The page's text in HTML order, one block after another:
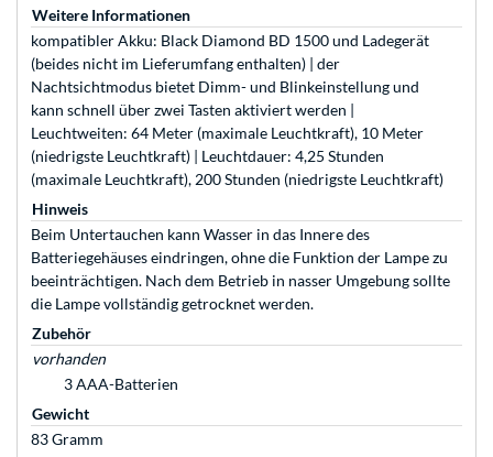
Weitere Informationen
kompatibler Akku: Black Diamond BD 1500 und Ladegerät
(beides nicht im Lieferumfang enthalten) | der
Nachtsichtmodus bietet Dimm- und Blinkeinstellung und
kann schnell über zwei Tasten aktiviert werden |
Leuchtweiten: 64 Meter (maximale Leuchtkraft), 10 Meter
(niedrigste Leuchtkraft) | Leuchtdauer: 4,25 Stunden
(maximale Leuchtkraft), 200 Stunden (niedrigste Leuchtkraft)
Hinweis
Beim Untertauchen kann Wasser in das Innere des
Batteriegehäuses eindringen, ohne die Funktion der Lampe zu
beeinträchtigen. Nach dem Betrieb in nasser Umgebung sollte
die Lampe vollständig getrocknet werden.
Zubehör
vorhanden
3 AAA-Batterien
Gewicht
83 Gramm